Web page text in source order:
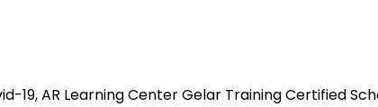
19, AR Learning Center Gelar Training Certified